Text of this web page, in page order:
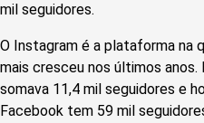
mil seguidores.
O Instagram é a plataforma na
mais cresceu nos últimos
somava 11,4 mil seguidores e
Facebook tem 59 mil